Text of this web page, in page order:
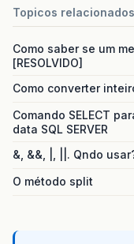
Topicos relacionados
Como saber se um
[RESOLVIDO]
Como converter
Comando SELECT
data SQL SERVER
&, &&, |, ||. Qndo
O método split